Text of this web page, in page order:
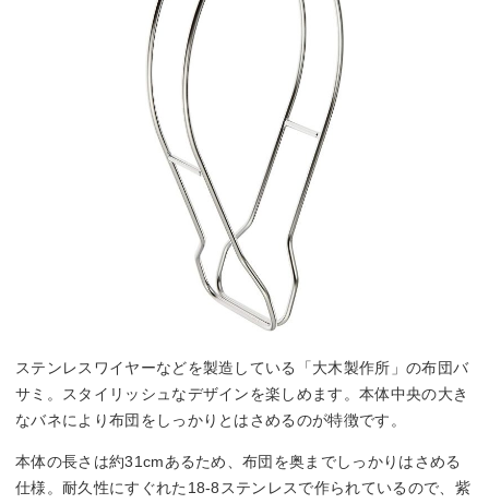
ステンレスワイヤーなどを製造している「大木製作所」の布団バ
サミ。スタイリッシュなデザインを楽しめます。本体中央の大き
なバネにより布団をしっかりとはさめるのが特徴です。
本体の長さは約31cmあるため、布団を奥までしっかりはさめる
仕様。耐久性にすぐれた18-8ステンレスで作られているので、紫